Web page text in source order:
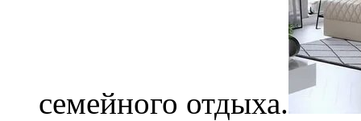
семейного отдыха.